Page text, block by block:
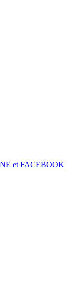
et FACEBOOK